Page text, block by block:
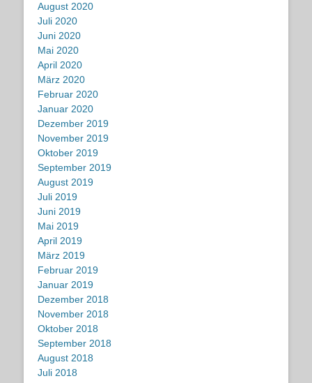
August 2020
Juli 2020
Juni 2020
Mai 2020
April 2020
März 2020
Februar 2020
Januar 2020
Dezember 2019
November 2019
Oktober 2019
September 2019
August 2019
Juli 2019
Juni 2019
Mai 2019
April 2019
März 2019
Februar 2019
Januar 2019
Dezember 2018
November 2018
Oktober 2018
September 2018
August 2018
Juli 2018